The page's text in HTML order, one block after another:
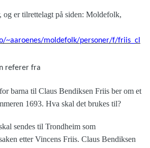
er tilrettelagt på siden: Moldefolk,
~aaroenes/moldefolk/personer/f/friis_cl
referer fra
barna til Claus Bendiksen Friis ber om et
1693. Hva skal det brukes til?
sendes til Trondheim som
etter Vincens Friis. Claus Bendiksen